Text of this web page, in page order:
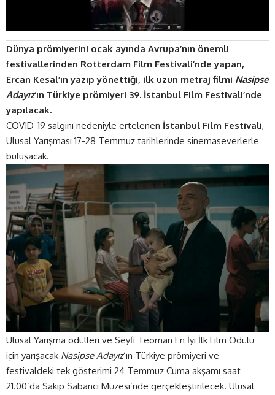
Dünya prömiyerini ocak ayında Avrupa’nın önemli
festivallerinden Rotterdam Film Festivali’nde yapan,
Ercan Kesal’ın yazıp yönettiği, ilk uzun metraj filmi Nasipse
Adayız‘ın Türkiye prömiyeri 39. İstanbul Film Festivali’nde
yapılacak.
COVID-19 salgını nedeniyle ertelenen İstanbul Film Festivali,
Ulusal Yarışması 17-28 Temmuz tarihlerinde sinemaseverlerle
buluşacak.
Ulusal Yarışma ödülleri ve Seyfi Teoman En İyi İlk Film Ödülü
için yarışacak Nasipse Adayız‘ın Türkiye prömiyeri ve
festivaldeki tek gösterimi 24 Temmuz Cuma akşamı saat
21.00’da Sakıp Sabancı Müzesi’nde gerçekleştirilecek. Ulusal